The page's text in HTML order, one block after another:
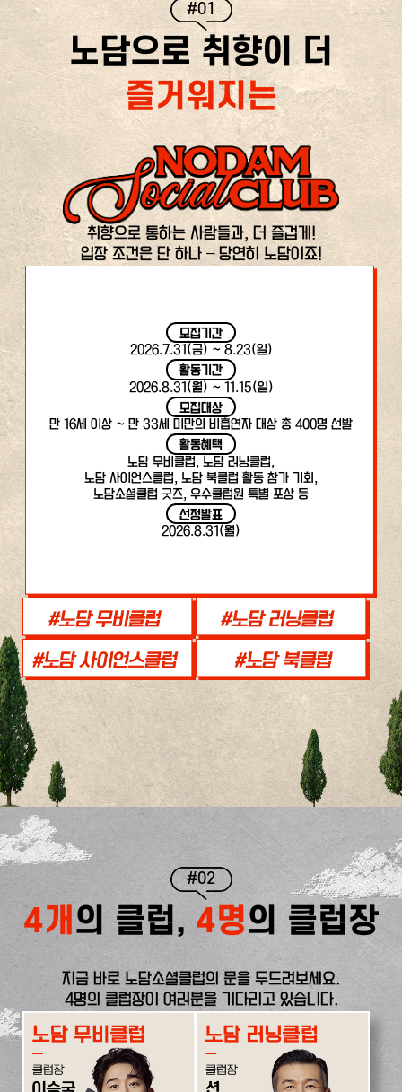
#01
노담으로 취향이 더
즐거워지는
취향으로 통하는 사람들과, 더 즐겁게!
입장 조건은 단 하나 – 당연히 노담이죠!
모집기간
2026.7.31(금) ~ 8.23(일)
활동기간
2026.8.31(월) ~ 11.15(일)
모집대상
만 16세 이상 ~ 만 33세 미만의 비흡연자 대상 총 400명 선발
활동혜택
노담 무비클럽, 노담 러닝클럽,
노담 사이언스클럽, 노담 북클럽 활동 참가 기회,
노담소셜클럽 굿즈, 우수클럽원 특별 포상 등
선정발표
2026.8.31(월)
#02
4개 의 클럽, 4명의 클럽장
지금 바로 노담소셜클럽의 문을 두드려보세요.
4명의 클럽장이 여러분을 기다리고 있습니다.